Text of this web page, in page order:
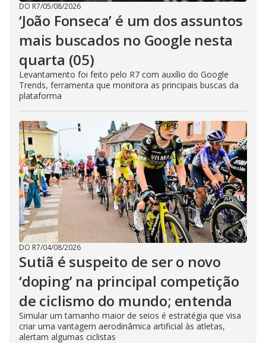
DO R7/05/08/2026
‘João Fonseca’ é um dos assuntos
mais buscados no Google nesta
quarta (05)
Levantamento foi feito pelo R7 com auxílio do Google
Trends, ferramenta que monitora as principais buscas da
plataforma
DO R7/04/08/2026
Sutiã é suspeito de ser o novo
‘doping’ na principal competição
de ciclismo do mundo; entenda
Simular um tamanho maior de seios é estratégia que visa
criar uma vantagem aerodinâmica artificial às atletas,
alertam algumas ciclistas